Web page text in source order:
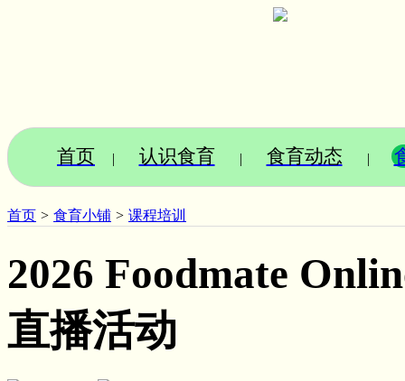
首页 | 认识食育 | 食育动态 |
首页 > 食育小铺 > 课程培训
2026 Foodmate
直播活动